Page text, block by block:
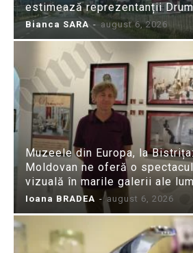
estimează reprezentanții
Bianca SARA - august 6, 2026
Muzeele din Europa, la
Moldovan ne oferă o
vizuală în marile galerii ale
Ioana BRADEA - august 6, 2026